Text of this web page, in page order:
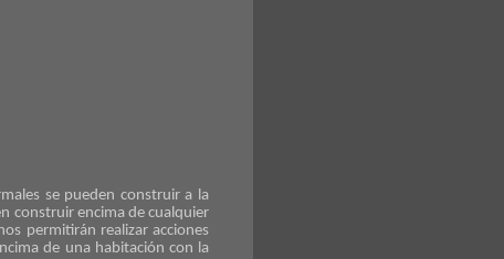
se pueden construir a la
construir encima de cualquier
permitirán realizar acciones
de una habitación con la